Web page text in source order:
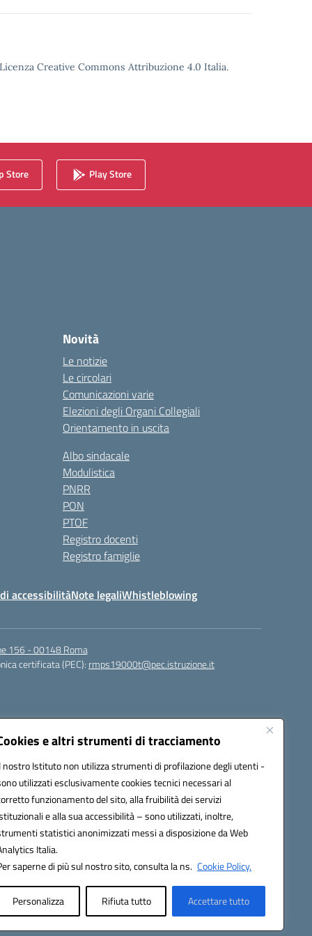
e altri strumenti di tracciamento
nostro Istituto non utilizza strumenti di profilazione degli utenti -
utilizzati esclusivamente cookies tecnici necessari al
funzionamento del sito, alla fruibilità dei servizi
e alla sua accessibilità – sono utilizzati, inoltre,
statistici anonimizzati messi a disposizione da Web
Italia.
saperne di più sul nostro sito, consulta la ns. Cookie Policy.
Personalizza Rifiuta tutto Accettare tutto
Creative Commons Attribuzione 4.0 Italia.
Store Play Store
Novità
Le notizie
Le circolari
Comunicazioni varie
Elezioni degli Organi Collegiali
Orientamento in uscita
Albo sindacale
Modulistica
PNRR
PON
PTOF
Registro docenti
Registro famiglie
accessibilitàNote legaliWhistleblowing
156 - 00148 Roma
certificata (PEC): rmps19000t@pec.istruzione.it